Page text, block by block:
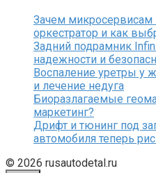
Зачем
оркестратор и как
Задний подрамник
надежности и
Воспаление уретры у
и лечение недуга
Биоразлагаемые
маркетинг?
Дрифт и тюнинг под
автомобиля теперь
© 2026 rusautodetal.ru